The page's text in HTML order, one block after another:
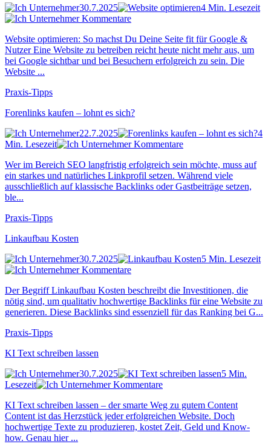
30.7.2025
4 Min. Lesezeit
Kommentare
Website optimieren: So machst Du Deine Seite fit für Google &
Nutzer Eine Website zu betreiben reicht heute nicht mehr aus, um
bei Google sichtbar und bei Besuchern erfolgreich zu sein. Die
Website ...
Praxis-Tipps
Forenlinks kaufen – lohnt es sich?
22.7.2025
4
Min. Lesezeit
Kommentare
Wer im Bereich SEO langfristig erfolgreich sein möchte, muss auf
ein starkes und natürliches Linkprofil setzen. Während viele
ausschließlich auf klassische Backlinks oder Gastbeiträge setzen,
ble...
Praxis-Tipps
Linkaufbau Kosten
30.7.2025
5 Min. Lesezeit
Kommentare
Der Begriff Linkaufbau Kosten beschreibt die Investitionen, die
nötig sind, um qualitativ hochwertige Backlinks für eine Website zu
generieren. Diese Backlinks sind essenziell für das Ranking bei G...
Praxis-Tipps
KI Text schreiben lassen
30.7.2025
5 Min.
Lesezeit
Kommentare
KI Text schreiben lassen – der smarte Weg zu gutem Content
Content ist das Herzstück jeder erfolgreichen Website. Doch
hochwertige Texte zu produzieren, kostet Zeit, Geld und Know-
how. Genau hier ...